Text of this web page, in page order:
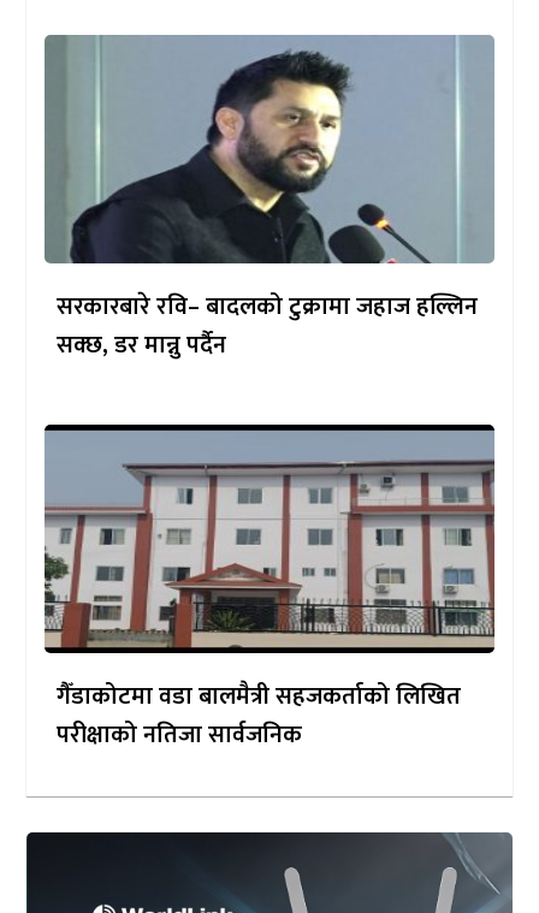
सरकारबारे रवि– बादलको टुक्रामा जहाज हल्लिन
सक्छ, डर मान्नु पर्दैन
गैँडाकोटमा वडा बालमैत्री सहजकर्ताको लिखित
परीक्षाको नतिजा सार्वजनिक